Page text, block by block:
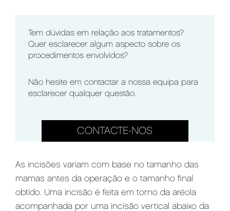
Tem dúvidas em relação aos tratamentos?
Quer esclarecer algum aspecto sobre os
procedimentos envolvidos?
Não hesite em contactar a nossa equipa para
esclarecer qualquer questão.
CONTACTE-NOS
As incisões variam com base no tamanho das
mamas antes da operação e o tamanho final
obtido. Uma incisão é feita em torno da aréola
acompanhada por uma incisão vertical abaixo da